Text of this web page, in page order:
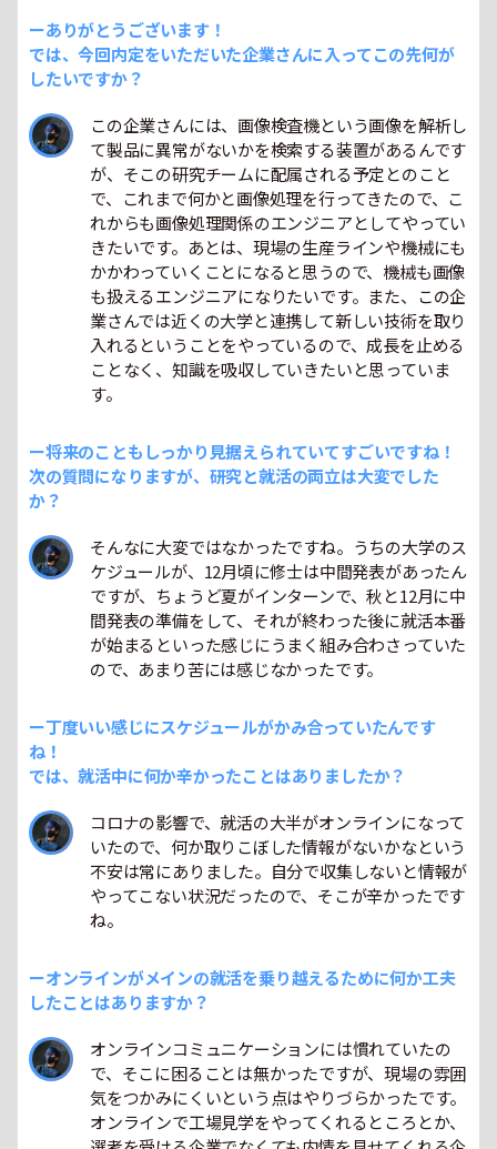
ーありがとうございます！
では、今回内定をいただいた企業さんに入ってこの先何が
したいですか？
この企業さんには、画像検査機という画像を解析し
て製品に異常がないかを検索する装置があるんです
が、そこの研究チームに配属される予定とのこと
で、これまで何かと画像処理を行ってきたので、こ
れからも画像処理関係のエンジニアとしてやってい
きたいです。あとは、現場の生産ラインや機械にも
かかわっていくことになると思うので、機械も画像
も扱えるエンジニアになりたいです。また、この企
業さんでは近くの大学と連携して新しい技術を取り
入れるということをやっているので、成長を止める
ことなく、知識を吸収していきたいと思っていま
す。
ー将来のこともしっかり見据えられていてすごいですね！
次の質問になりますが、研究と就活の両立は大変でした
か？
そんなに大変ではなかったですね。うちの大学のス
ケジュールが、12月頃に修士は中間発表があったん
ですが、ちょうど夏がインターンで、秋と12月に中
間発表の準備をして、それが終わった後に就活本番
が始まるといった感じにうまく組み合わさっていた
ので、あまり苦には感じなかったです。
ー丁度いい感じにスケジュールがかみ合っていたんです
ね！
では、就活中に何か辛かったことはありましたか？
コロナの影響で、就活の大半がオンラインになって
いたので、何か取りこぼした情報がないかなという
不安は常にありました。自分で収集しないと情報が
やってこない状況だったので、そこが辛かったです
ね。
ーオンラインがメインの就活を乗り越えるために何か工夫
したことはありますか？
オンラインコミュニケーションには慣れていたの
で、そこに困ることは無かったですが、現場の雰囲
気をつかみにくいという点はやりづらかったです。
オンラインで工場見学をやってくれるところとか、